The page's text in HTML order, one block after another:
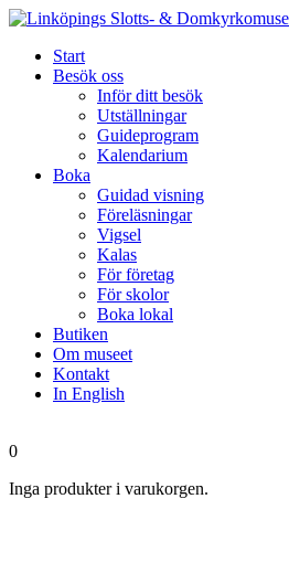
Start
Besök oss
Inför ditt besök
Utställningar
Guideprogram
Kalendarium
Boka
Guidad visning
Föreläsningar
Vigsel
Kalas
För företag
För skolor
Boka lokal
Butiken
Om museet
Kontakt
In English
0
Inga produkter i varukorgen.